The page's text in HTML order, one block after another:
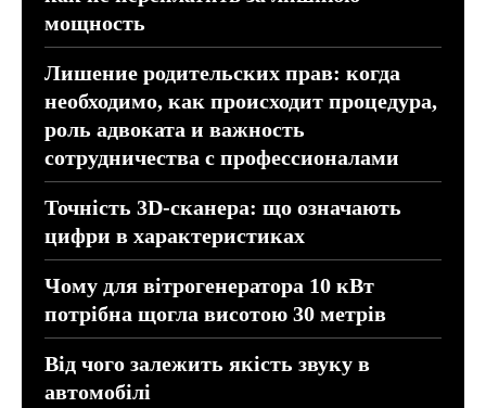
мощность
Лишение родительских прав: когда
необходимо, как происходит процедура,
роль адвоката и важность
сотрудничества с профессионалами
Точність 3D-сканера: що означають
цифри в характеристиках
Чому для вітрогенератора 10 кВт
потрібна щогла висотою 30 метрів
Від чого залежить якість звуку в
автомобілі